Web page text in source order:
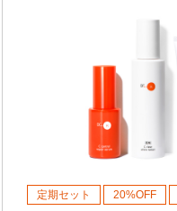
定期セット 20%OFF